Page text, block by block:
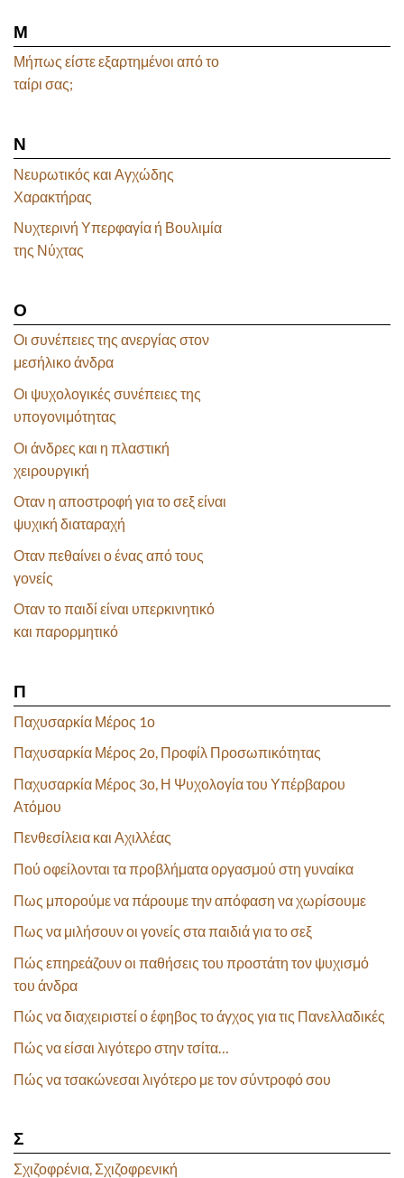
Μ
Μήπως είστε εξαρτημένοι από το
ταίρι σας;
Ν
Νευρωτικός και Αγχώδης
Χαρακτήρας
Νυχτερινή Υπερφαγία ή Βουλιμία
της Νύχτας
Ο
Οι συνέπειες της ανεργίας στον
μεσήλικο άνδρα
Οι ψυχολογικές συνέπειες της
υπογονιμότητας
Οι άνδρες και η πλαστική
χειρουργική
Οταν η αποστροφή για το σεξ είναι
ψυχική διαταραχή
Οταν πεθαίνει ο ένας από τους
γονείς
Οταν το παιδί είναι υπερκινητικό
και παρορμητικό
Π
Παχυσαρκία Μέρος 1ο
Παχυσαρκία Μέρος 2ο, Προφίλ Προσωπικότητας
Παχυσαρκία Μέρος 3ο, Η Ψυχολογία του Υπέρβαρου
Ατόμου
Πενθεσίλεια και Αχιλλέας
Πού οφείλονται τα προβλήματα οργασμού στη γυναίκα
Πως μπορούμε να πάρουμε την απόφαση να χωρίσουμε
Πως να μιλήσουν οι γονείς στα παιδιά για το σεξ
Πώς επηρεάζουν οι παθήσεις του προστάτη τον ψυχισμό
του άνδρα
Πώς να διαχειριστεί ο έφηβος το άγχος για τις Πανελλαδικές
Πώς να είσαι λιγότερο στην τσίτα…
Πώς να τσακώνεσαι λιγότερο με τον σύντροφό σου
Σ
Σχιζοφρένια, Σχιζοφρενική